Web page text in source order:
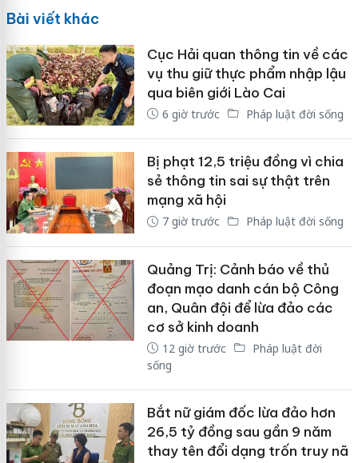
Bài viết khác
Cục Hải quan thông tin về các
vụ thu giữ thực phẩm nhập lậu
qua biên giới Lào Cai
6 giờ trước Pháp luật đời sống
Bị phạt 12,5 triệu đồng vì chia
sẻ thông tin sai sự thật trên
mạng xã hội
7 giờ trước Pháp luật đời sống
Quảng Trị: Cảnh báo về thủ
đoạn mạo danh cán bộ Công
an, Quân đội để lừa đảo các
cơ sở kinh doanh
12 giờ trước
Pháp luật đời
sống
Bắt nữ giám đốc lừa đảo hơn
26,5 tỷ đồng sau gần 9 năm
thay tên đổi dạng trốn truy nã